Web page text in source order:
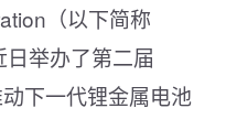
（以下简称
日举办了第二届
下一代锂金属电池